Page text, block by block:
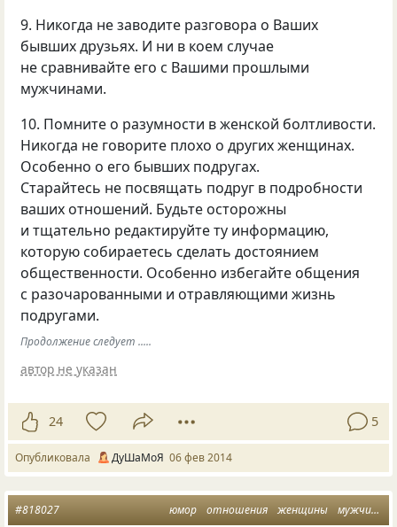
9. Никогда не заводите разговора о Ваших
бывших друзьях. И ни в коем случае
не сравнивайте его с Вашими прошлыми
мужчинами.
10. Помните о разумности в женской болтливости.
Никогда не говорите плохо о других женщинах.
Особенно о его бывших подругах.
Старайтесь не посвящать подруг в подробности
ваших отношений. Будьте осторожны
и тщательно редактируйте ту информацию,
которую собираетесь сделать достоянием
общественности. Особенно избегайте общения
с разочарованными и отравляющими жизнь
подругами.
Продолжение следует .....
автор не указан
24 5
Опубликовала ДуШаМоЯ 06 фев 2014
юмор отношения женщины мужчины
#818027